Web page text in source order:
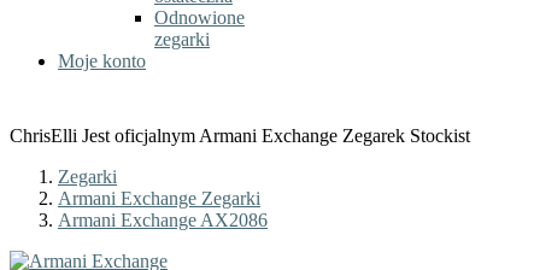
Odnowione
zegarki
Moje konto
ChrisElli Jest oficjalnym Armani Exchange Zegarek Stockist
Zegarki
Armani Exchange Zegarki
Armani Exchange AX2086